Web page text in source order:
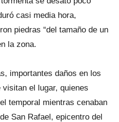
casi media hora,
piedras “del tamaño de un
la zona.
importantes daños en los
el lugar, quienes
temporal mientras cenaban
San Rafael, epicentro del